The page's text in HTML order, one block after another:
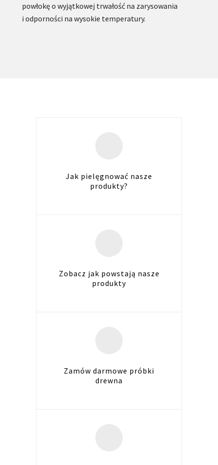
powłokę o wyjątkowej trwałość na zarysowania
i odporności na wysokie temperatury.
Jak pielęgnować nasze
produkty?
Zobacz jak powstają nasze
produkty
Zamów darmowe próbki
drewna